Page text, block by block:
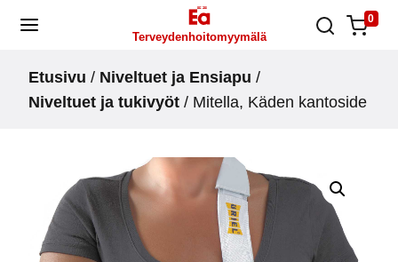
Skip
Terveydenhoitomyymälä
0
Etusivu / Niveltuet ja Ensiapu /
Niveltuet ja tukivyöt / Mitella, Käden kantoside